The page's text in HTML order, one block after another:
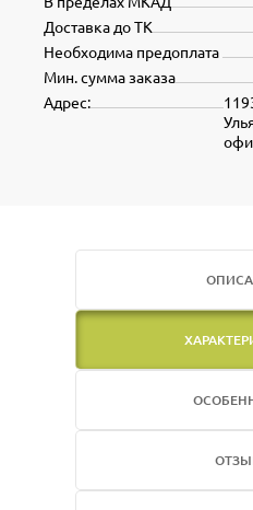
Доставка до ТК
Необходима предоплата
Мин. сумма заказа
Адрес: